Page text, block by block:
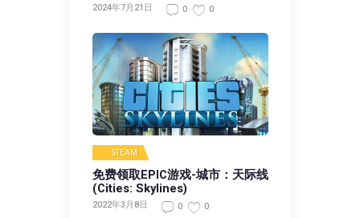
2024年7月21日 0 0
STEAM
免费领取EPIC游戏-城市：天际线
(Cities: Skylines)
2022年3月8日 0 0